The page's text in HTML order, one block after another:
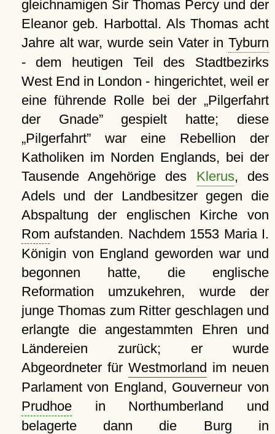
gleichnamigen Sir Thomas Percy und der
Eleanor geb. Harbottal. Als Thomas acht
Jahre alt war, wurde sein Vater in Tyburn
- dem heutigen Teil des Stadtbezirks
West End in London - hingerichtet, weil er
eine führende Rolle bei der
Pilgerfahrt
der Gnade gespielt hatte; diese
Pilgerfahrt war eine Rebellion der
Katholiken im Norden Englands, bei der
Tausende Angehörige des Klerus, des
Adels und der Landbesitzer gegen die
Abspaltung der englischen Kirche von
Rom aufstanden. Nachdem 1553 Maria I.
Königin von England geworden war und
begonnen hatte, die englische
Reformation umzukehren, wurde der
junge Thomas zum Ritter geschlagen und
erlangte die angestammten Ehren und
Ländereien zurück; er wurde
Abgeordneter für Westmorland im neuen
Parlament von England, Gouverneur von
Prudhoein Northumberland und
belagerte dann die Burg in